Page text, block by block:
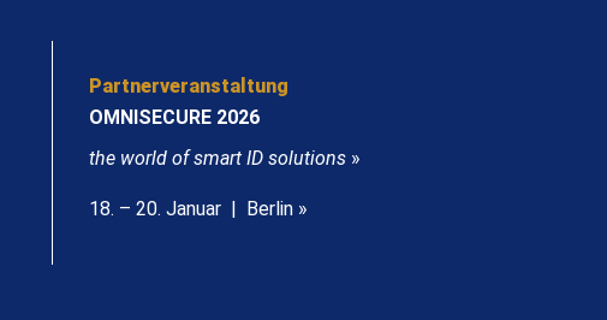
Partnerveranstaltung
OMNISECURE 2026
the world of smart ID solutions »
18. – 20. Januar | Berlin »